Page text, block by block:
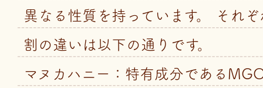
異なる性質を持っています。 それ
割の違いは以下の通りです。
マヌカハニー：特有成分である